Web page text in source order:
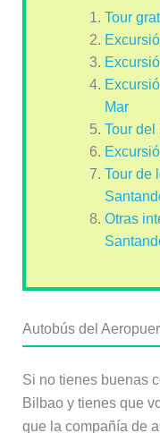
Tour
Mar
Tour
Tour de
Otras
Autobús del
Si no tienes buenas
Bilbao y tienes que
que la compañía de